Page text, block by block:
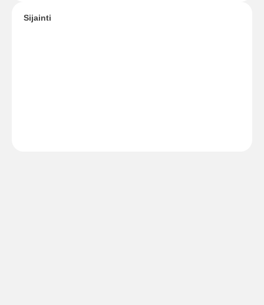
Sijainti